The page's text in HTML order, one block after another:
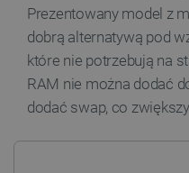
Prezentowany model z
dobrą alternatywą pod
które nie potrzebują na
RAM nie można dodać
dodać swap, co zwiększy
critData